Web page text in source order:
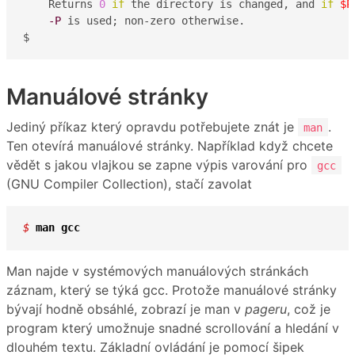
    Returns
0 if the directory is changed, and if
-P is used; non-zero otherwise.
$
Manuálové stránky
Jediný příkaz který opravdu potřebujete znát je man .
Ten otevírá manuálové stránky. Například když chcete
vědět s jakou vlajkou se zapne výpis varování pro
gcc
(GNU Compiler Collection), stačí zavolat
$ man gcc
Man najde v systémových manuálových stránkách
záznam, který se týká gcc. Protože manuálové stránky
bývají hodně obsáhlé, zobrazí je man v pageru, což je
program který umožnuje snadné scrollování a hledání v
dlouhém textu. Základní ovládání je pomocí šipek